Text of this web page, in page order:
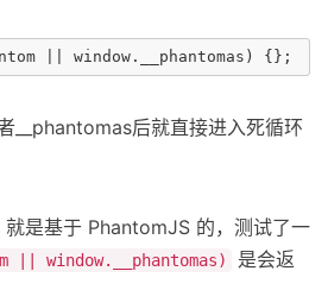
__phantomas后就直接进入死循环
是基于 PhantomJS 的，测试了一
|| window.__phantomas)
是会返